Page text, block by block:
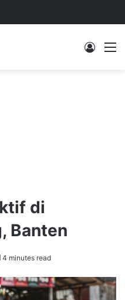
Log In
di
Banten
4 minutes read